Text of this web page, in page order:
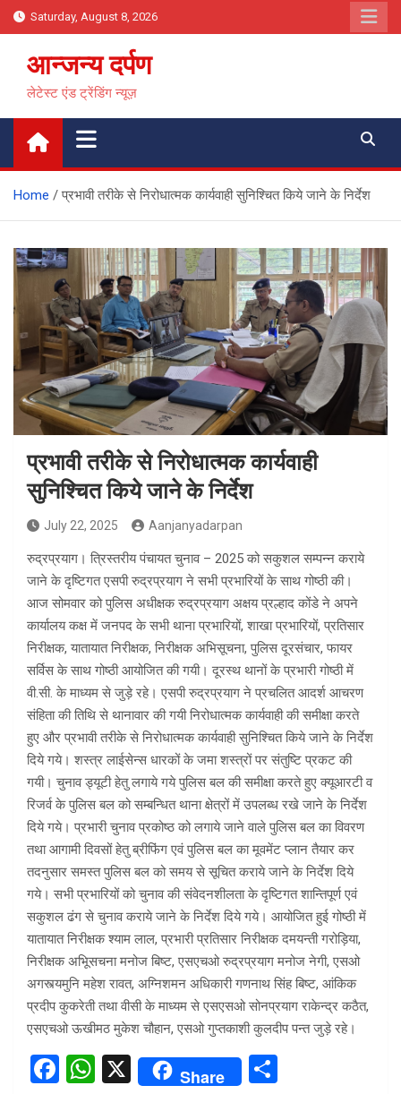
Skip
to
content
Saturday, August 8, 2026
आन्जन्य दर्पण
लेटेस्ट एंड ट्रेंडिंग न्यूज़
Home प्रभावी तरीके से निरोधात्मक कार्यवाही सुनिश्चित किये जाने के निर्देश
प्रभावी तरीके से निरोधात्मक कार्यवाही
सुनिश्चित किये जाने के निर्देश
July 22, 2025 Aanjanyadarpan
रुद्रप्रयाग। त्रिस्तरीय पंचायत चुनाव – 2025 को सकुशल सम्पन्न कराये
जाने के दृष्टिगत एसपी रुद्रप्रयाग ने सभी प्रभारियों के साथ गोष्ठी की।
आज सोमवार को पुलिस अधीक्षक रुद्रप्रयाग अक्षय प्रल्हाद कोंडे ने अपने
कार्यालय कक्ष में जनपद के सभी थाना प्रभारियों, शाखा प्रभारियों, प्रतिसार
निरीक्षक, यातायात निरीक्षक, निरीक्षक अभिसूचना, पुलिस दूरसंचार, फायर
सर्विस के साथ गोष्ठी आयोजित की गयी। दूरस्थ थानों के प्रभारी गोष्ठी में
वी.सी. के माध्यम से जुड़े रहे। एसपी रुद्रप्रयाग ने प्रचलित आदर्श आचरण
संहिता की तिथि से थानावार की गयी निरोधात्मक कार्यवाही की समीक्षा करते
हुए और प्रभावी तरीके से निरोधात्मक कार्यवाही सुनिश्चित किये जाने के निर्देश
दिये गये। शस्त्र लाईसेन्स धारकों के जमा शस्त्रों पर संतुष्टि प्रकट की
गयी। चुनाव ड्यूटी हेतु लगाये गये पुलिस बल की समीक्षा करते हुए क्यूआरटी व
रिजर्व के पुलिस बल को सम्बन्धित थाना क्षेत्रों में उपलब्ध रखे जाने के निर्देश
दिये गये। प्रभारी चुनाव प्रकोष्ठ को लगाये जाने वाले पुलिस बल का विवरण
तथा आगामी दिवसों हेतु ब्रीफिंग एवं पुलिस बल का मूवमेंट प्लान तैयार कर
तदनुसार समस्त पुलिस बल को समय से सूचित कराये जाने के निर्देश दिये
गये। सभी प्रभारियों को चुनाव की संवेदनशीलता के दृष्टिगत शान्तिपूर्ण एवं
सकुशल ढंग से चुनाव कराये जाने के निर्देश दिये गये। आयोजित हुई गोष्ठी में
यातायात निरीक्षक श्याम लाल, प्रभारी प्रतिसार निरीक्षक दमयन्ती गरोड़िया,
निरीक्षक अभिूसचना मनोज बिष्ट, एसएचओ रुद्रप्रयाग मनोज नेगी, एसओ
अगस्त्यमुनि महेश रावत, अग्निशमन अधिकारी गणनाथ सिंह बिष्ट, आंकिक
प्रदीप कुकरेती तथा वीसी के माध्यम से एसएसओ सोनप्रयाग राकेन्द्र कठैत,
एसएचओ ऊखीमठ मुकेश चौहान, एसओ गुप्तकाशी कुलदीप पन्त जुड़े रहे।
F
W X Share